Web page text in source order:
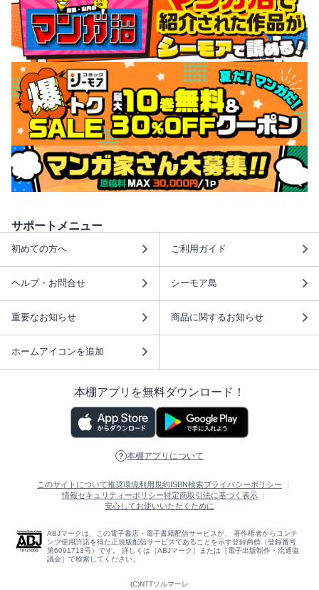
サポートメニュー
初めての方へ ご利用ガイド
ヘルプ・お問合せ シーモア島
重要なお知らせ 商品に関するお知らせ
ホームアイコンを追加
本棚アプリを無料ダウンロード！
本棚アプリについて
このサイトについて推奨環境利用規約 ISBN検索プライバシーポリシー
情報セキュリティーポリシー特定商取引法に基づく表示
安心してお使いいただくために
ABJマークは、この電子書店・電子書籍配信サービスが、 著作権者からコンテ
ンツ使用許諾を得た正規版配信サービスであることを示す登録商標（登録番号
第6091713号）です。 詳しくは［ABJマーク］または［電子出版制作・流通協
議会］で検索してください。
(C)NTTソルマーレ